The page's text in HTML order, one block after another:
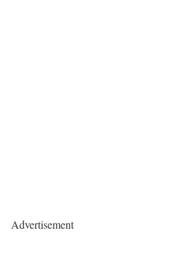
Advertisement